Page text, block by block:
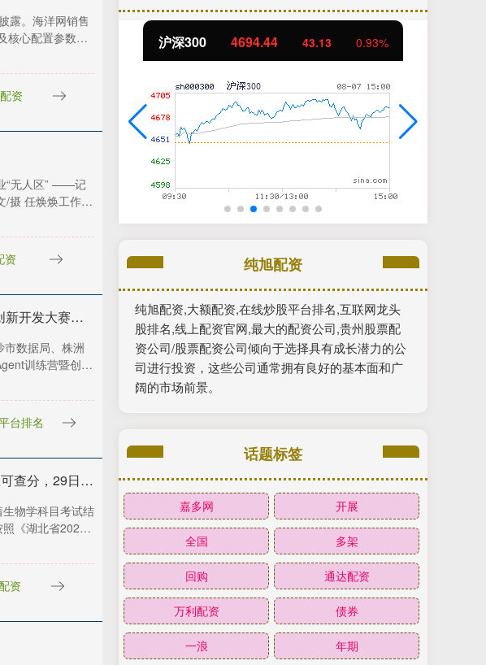
露。海洋网销售
核心配置参数，
资
“无人区” ——记
/摄 任焕焕工作
资
巨龙配资 175支团队集结！长株潭Agent训练营暨创新开发大赛第一期训练营开讲
数据局、株洲
训练营暨创新
台排名
上上通 湖北省2026年高考顺利收官，6月25日考生可查分，29日起填报志愿
物学科目考试结
《湖北省2026
资
0.93% 北证50 1134.24 11.37 1.01%
纯旭配资
纯旭配资,大额配资,在线炒股平台排名,互联网龙头
股排名,线上配资官网,最大的配资公司,贵州股票配
资公司/股票配资公司倾向于选择具有成长潜力的公
司进行投资，这些公司通常拥有良好的基本面和广
阔的市场前景。
话题标签
嘉多网 开展
全国 多架
回购 通达配资
万利配资 债券
一浪 年期